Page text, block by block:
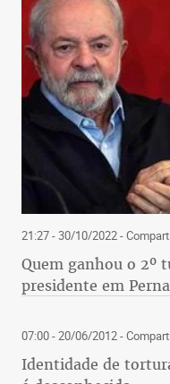
21:27 - 30/10/2022-
Quem ganhou o 2º
presidente em
07:00 - 20/06/2012-
Identidade de